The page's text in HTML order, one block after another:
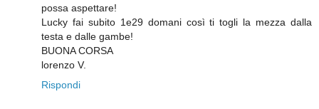
possa aspettare!
Lucky fai subito 1e29 domani così ti togli la mezza dalla
testa e dalle gambe!
BUONA CORSA
lorenzo V.
Rispondi